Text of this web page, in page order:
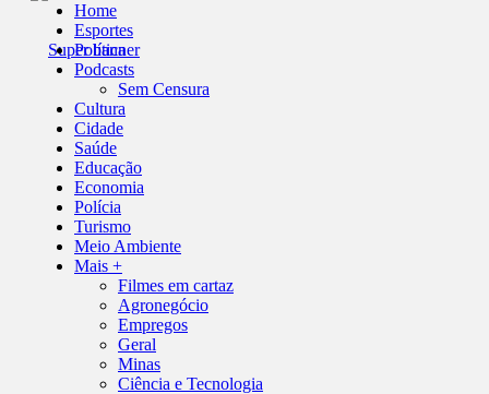
Home
Esportes
Política
Podcasts
Sem Censura
Cultura
Cidade
Saúde
Educação
Economia
Polícia
Turismo
Meio Ambiente
Mais +
Filmes em cartaz
Agronegócio
Empregos
Geral
Minas
Ciência e Tecnologia